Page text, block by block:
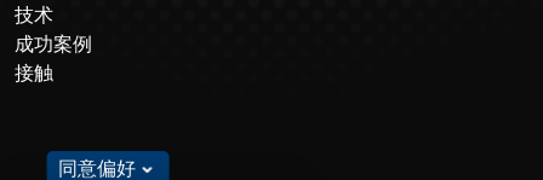
技术
成功案例
接触
同意偏好